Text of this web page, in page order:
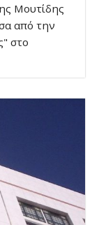
Μουτίδης
από την
στο